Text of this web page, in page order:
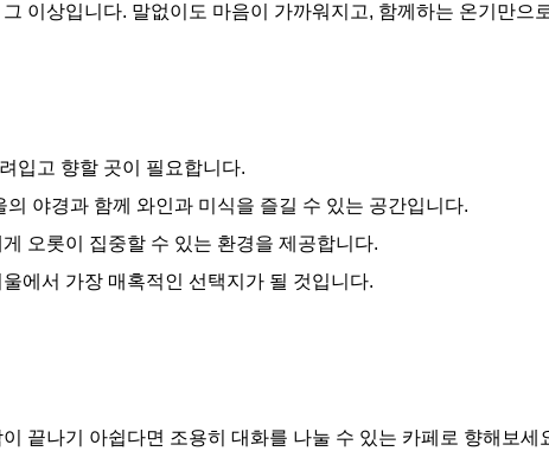
이상입니다. 말없이도 마음이 가까워지고, 함께하는 온기만으
입고 향할 곳이 필요합니다.
야경과 함께 와인과 미식을 즐길 수 있는 공간입니다.
오롯이 집중할 수 있는 환경을 제공합니다.
에서 가장 매혹적인 선택지가 될 것입니다.
끝나기 아쉽다면 조용히 대화를 나눌 수 있는 카페로 향해보세